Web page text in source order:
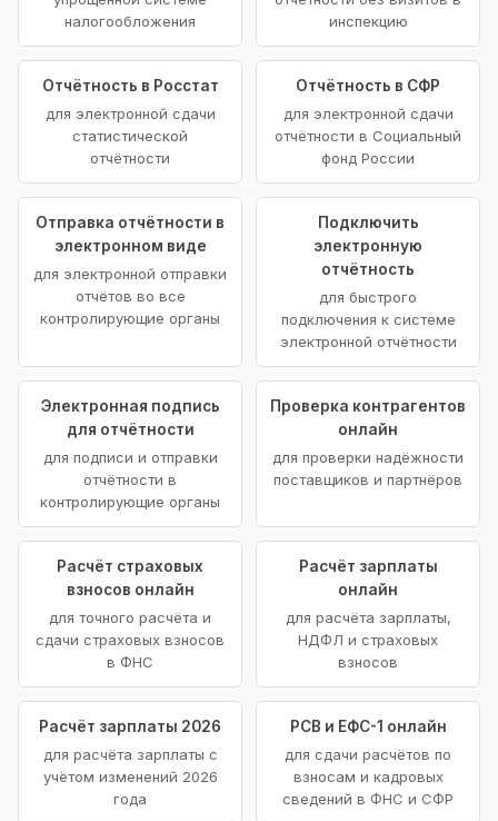
налогообложения
инспекцию
Отчётность в Росстат
для электронной сдачи
статистической
отчётности
Отчётность в СФР
для электронной сдачи
отчётности в Социальный
фонд России
Отправка отчётности в
электронном виде
для электронной отправки
отчётов во все
контролирующие органы
Подключить
электронную
отчётность
для быстрого
подключения к системе
электронной отчётности
Электронная подпись
для отчётности
для подписи и отправки
отчётности в
контролирующие органы
Проверка контрагентов
онлайн
для проверки надёжности
поставщиков и партнёров
Расчёт страховых
взносов онлайн
для точного расчёта и
сдачи страховых взносов
в ФНС
Расчёт зарплаты
онлайн
для расчёта зарплаты,
НДФЛ и страховых
взносов
Расчёт зарплаты 2026
для расчёта зарплаты с
учётом изменений 2026
года
РСВ и ЕФС-1 онлайн
для сдачи расчётов по
взносам и кадровых
сведений в ФНС и СФР